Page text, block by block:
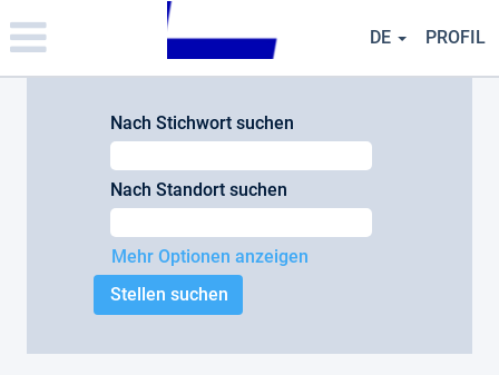
note:
This
website
DE PROFIL
Nach Stichwort suchen
Nach Standort suchen
Mehr Optionen anzeigen